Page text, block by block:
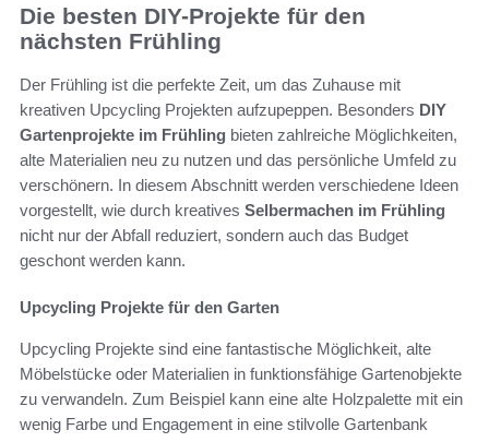
Die besten DIY-Projekte für den
nächsten Frühling
Der Frühling ist die perfekte Zeit, um das Zuhause mit
kreativen Upcycling Projekten aufzupeppen. Besonders DIY
Gartenprojekte im Frühling bieten zahlreiche Möglichkeiten,
alte Materialien neu zu nutzen und das persönliche Umfeld zu
verschönern. In diesem Abschnitt werden verschiedene Ideen
vorgestellt, wie durch kreatives Selbermachen im Frühling
nicht nur der Abfall reduziert, sondern auch das Budget
geschont werden kann.
Upcycling Projekte für den Garten
Upcycling Projekte sind eine fantastische Möglichkeit, alte
Möbelstücke oder Materialien in funktionsfähige Gartenobjekte
zu verwandeln. Zum Beispiel kann eine alte Holzpalette mit ein
wenig Farbe und Engagement in eine stilvolle Gartenbank